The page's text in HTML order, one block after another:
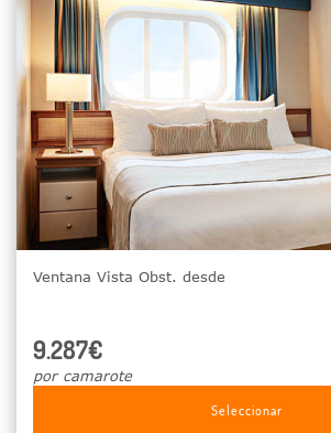
Ventana Vista Obst. desde
9.287€
por camarote
Seleccionar